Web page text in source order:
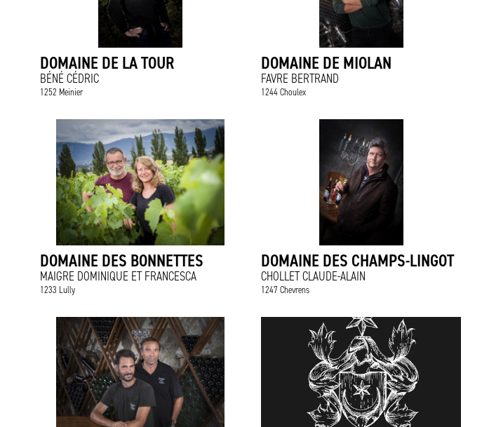
DOMAINE DE LA TOUR
BÉNÉ CÉDRIC
1252 Meinier
DOMAINE DE MIOLAN
FAVRE BERTRAND
1244 Choulex
DOMAINE DES BONNETTES
MAIGRE DOMINIQUE ET FRANCESCA
1233 Lully
DOMAINE DES CHAMPS-LINGOT
CHOLLET CLAUDE-ALAIN
1247 Chevrens